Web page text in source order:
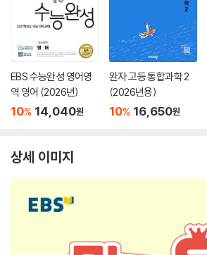
EBS 수능완성 영어영
역 영어 (2026년)
10% 14,040원
완자 고등 통합과학 2
(2026년용)
10% 16,650원
상세 이미지